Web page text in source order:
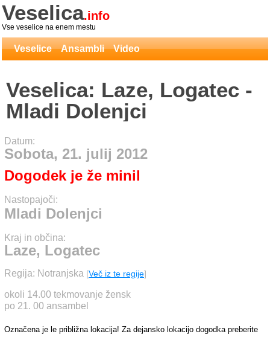
Veselica.info
Vse veselice na enem mestu
Veselice Ansambli Video
Veselica: Laze, Logatec -
Mladi Dolenjci
Datum:
Sobota, 21. julij 2012
Dogodek je že minil
Nastopajoči:
Mladi Dolenjci
Kraj in občina:
Laze, Logatec
Regija: Notranjska [Več iz te regije]
okoli 14.00 tekmovanje žensk
po 21. 00 ansambel
Označena je le približna lokacija! Za dejansko lokacijo dogodka preberite